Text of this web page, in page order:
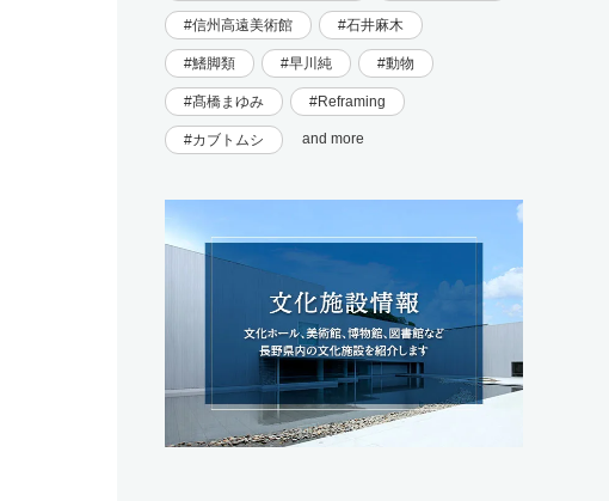
信州高遠美術館 石井麻木
鰭脚類 早川純 動物
髙橋まゆみ Reframing
カブトムシ and more